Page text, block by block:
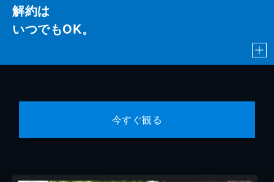
解約は
いつでもOK。
今すぐ観る